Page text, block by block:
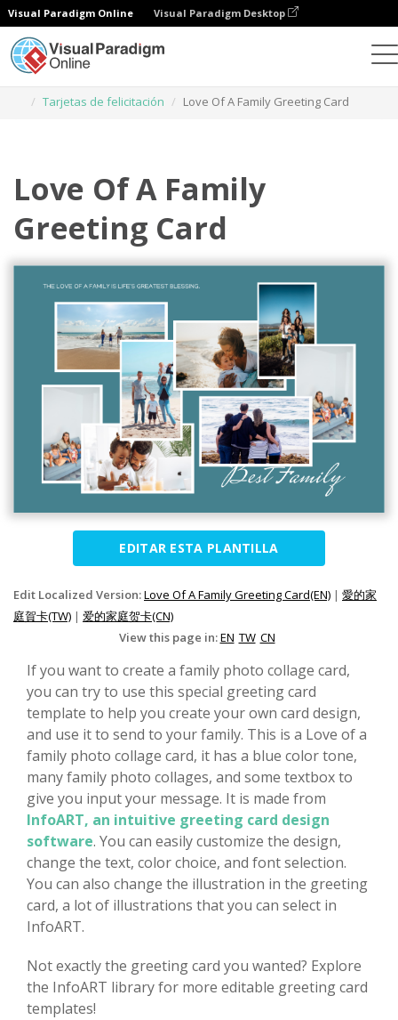
Visual Paradigm Online Visual Paradigm Desktop
Tarjetas de felicitación
Love Of A Family Greeting Card
Love Of A Family
Greeting Card
EDITAR ESTA PLANTILLA
Edit Localized Version:Love Of A Family Greeting Card(EN) | 愛的家
庭賀卡(TW) | 爱的家庭贺卡(CN)
View this page in:EN TW CN
If you want to create a family photo collage card,
you can try to use this special greeting card
template to help you create your own card design,
and use it to send to your family. This is a Love of a
family photo collage card, it has a blue color tone,
many family photo collages, and some textbox to
give you input your message. It is made from
InfoART, an intuitive greeting card design
software. You can easily customize the design,
change the text, color choice, and font selection.
You can also change the illustration in the greeting
card, a lot of illustrations that you can select in
InfoART.
Not exactly the greeting card you wanted? Explore
the InfoART library for more editable greeting card
templates!